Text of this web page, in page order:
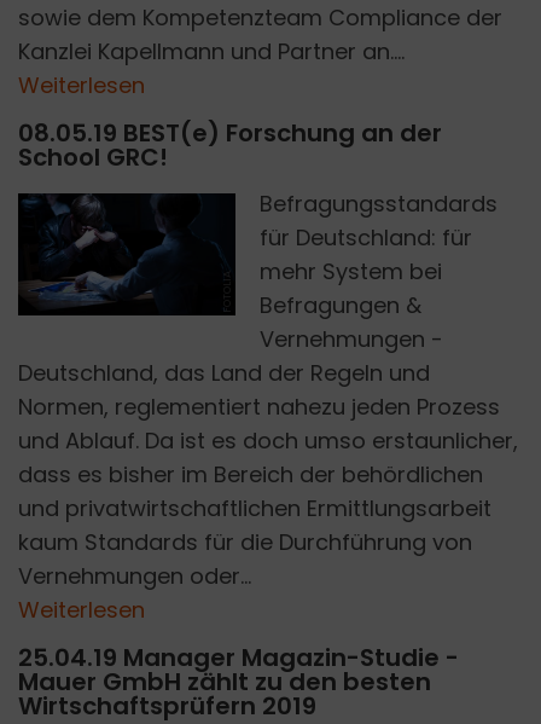
sowie dem Kompetenzteam Compliance der
Kanzlei Kapellmann und Partner an....
Weiterlesen
08.05.19 BEST(e) Forschung an der
School GRC!
FOTOLIA
Befragungsstandards
für Deutschland: für
mehr System bei
Befragungen &
Vernehmungen -
Deutschland, das Land der Regeln und
Normen, reglementiert nahezu jeden Prozess
und Ablauf. Da ist es doch umso erstaunlicher,
dass es bisher im Bereich der behördlichen
und privatwirtschaftlichen Ermittlungsarbeit
kaum Standards für die Durchführung von
Vernehmungen oder...
Weiterlesen
25.04.19 Manager Magazin-Studie -
Mauer GmbH zählt zu den besten
Wirtschaftsprüfern 2019